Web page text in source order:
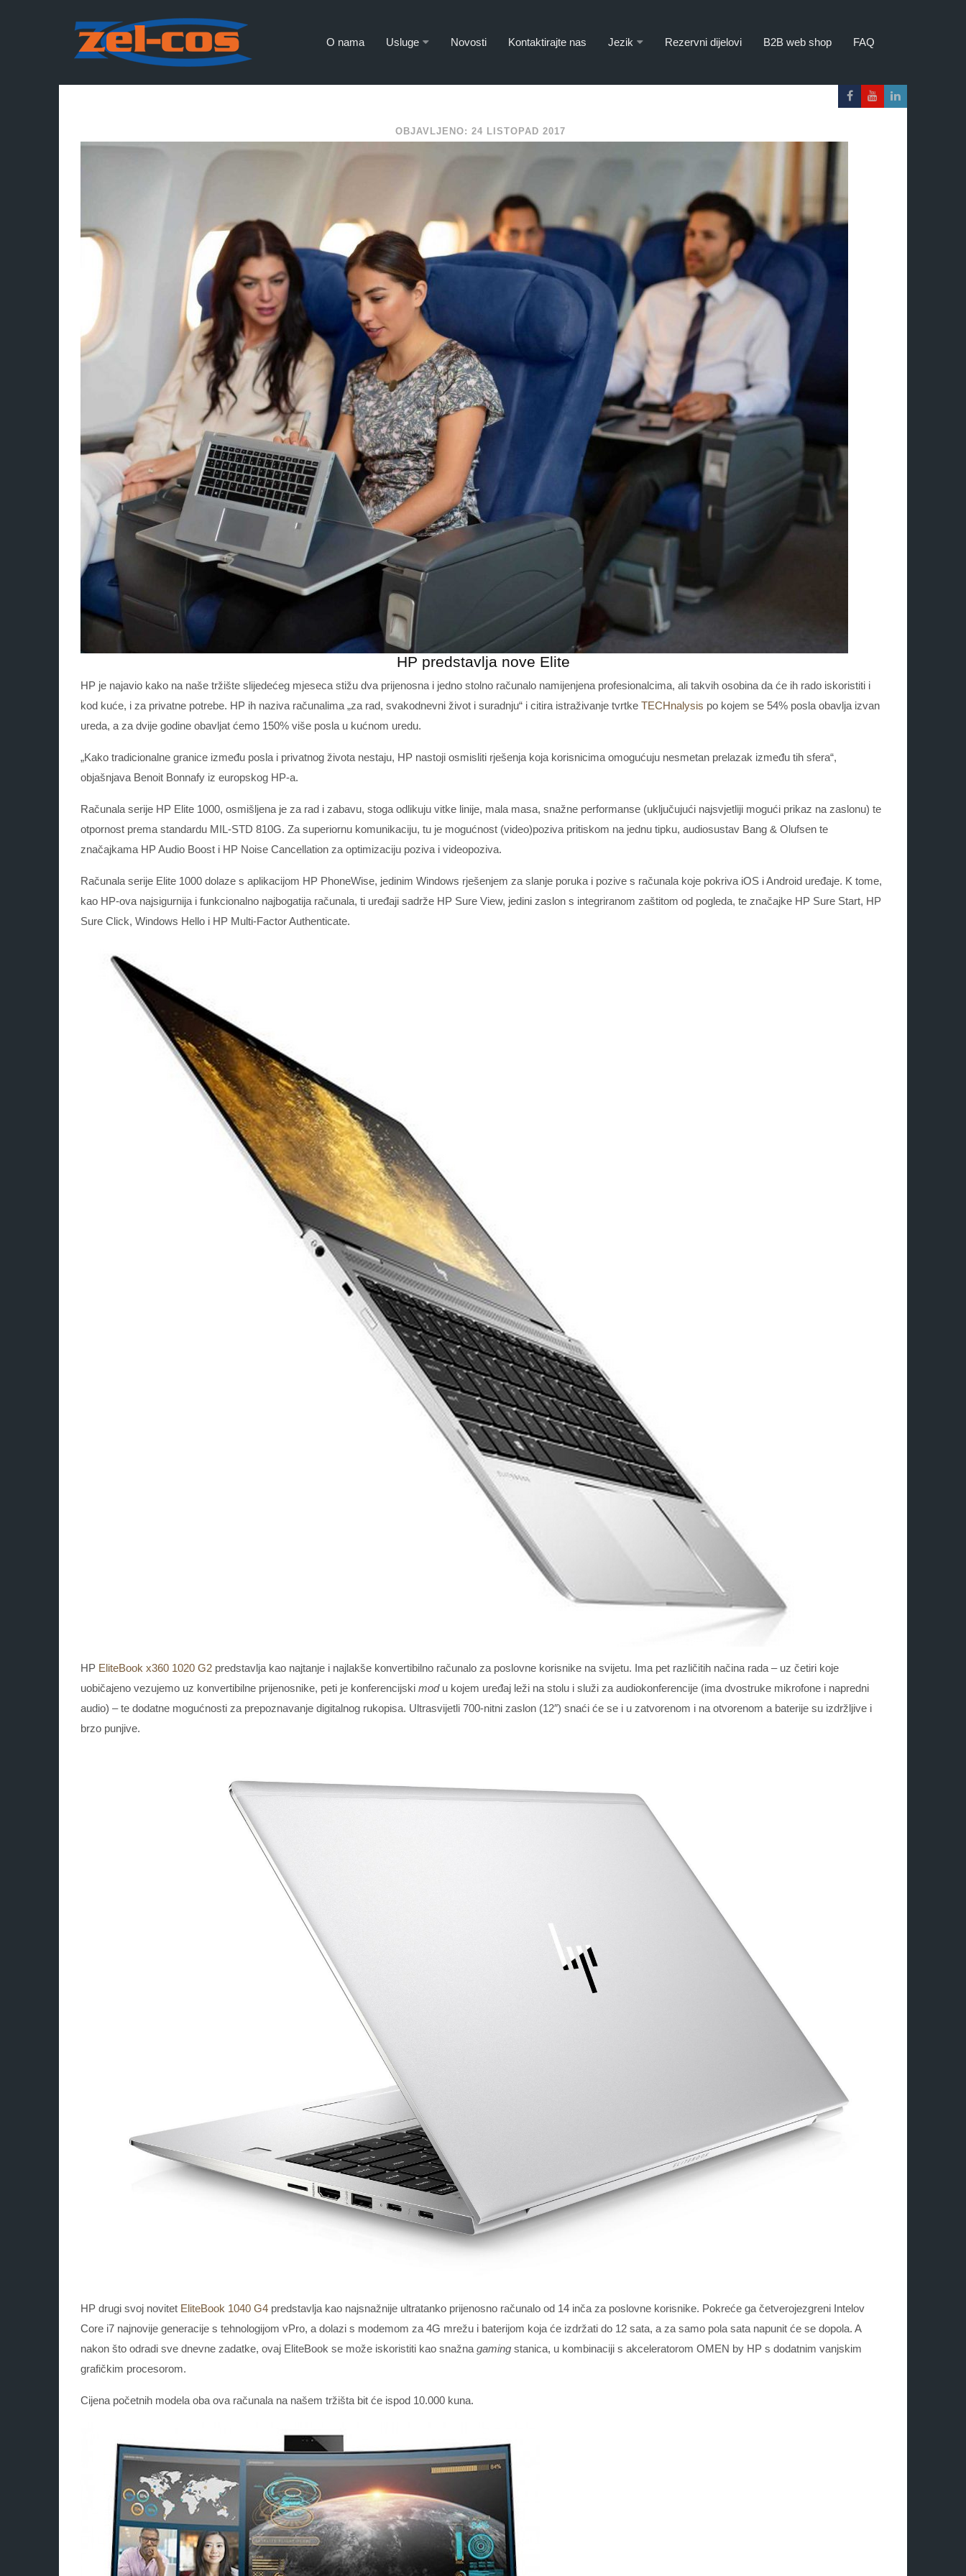
O nama Usluge Novosti Kontaktirajte nas Jezik Rezervni dijelovi B2B web shop FAQ
OBJAVLJENO: 24 LISTOPAD 2017
HP predstavlja nove Elite
HP je najavio kako na naše tržište slijedećeg mjeseca stižu dva prijenosna i jedno stolno računalo namijenjena profesionalcima, ali takvih osobina da će ih rado iskoristiti i
kod kuće, i za privatne potrebe. HP ih naziva računalima „za rad, svakodnevni život i suradnju“ i citira istraživanje tvrtke TECHnalysis po kojem se 54% posla obavlja izvan
ureda, a za dvije godine obavljat ćemo 150% više posla u kućnom uredu.
„Kako tradicionalne granice između posla i privatnog života nestaju, HP nastoji osmisliti rješenja koja korisnicima omogućuju nesmetan prelazak između tih sfera“,
objašnjava Benoit Bonnafy iz europskog HP-a.
Računala serije HP Elite 1000, osmišljena je za rad i zabavu, stoga odlikuju vitke linije, mala masa, snažne performanse (uključujući najsvjetliji mogući prikaz na zaslonu) te
otpornost prema standardu MIL-STD 810G. Za superiornu komunikaciju, tu je mogućnost (video)poziva pritiskom na jednu tipku, audiosustav Bang & Olufsen te
značajkama HP Audio Boost i HP Noise Cancellation za optimizaciju poziva i videopoziva.
Računala serije Elite 1000 dolaze s aplikacijom HP PhoneWise, jedinim Windows rješenjem za slanje poruka i pozive s računala koje pokriva iOS i Android uređaje. K tome,
kao HP-ova najsigurnija i funkcionalno najbogatija računala, ti uređaji sadrže HP Sure View, jedini zaslon s integriranom zaštitom od pogleda, te značajke HP Sure Start, HP
Sure Click, Windows Hello i HP Multi-Factor Authenticate.
HP EliteBook x360 1020 G2 predstavlja kao najtanje i najlakše konvertibilno računalo za poslovne korisnike na svijetu. Ima pet različitih načina rada – uz četiri koje
uobičajeno vezujemo uz konvertibilne prijenosnike, peti je konferencijski modu kojem uređaj leži na stolu i služi za audiokonferencije (ima dvostruke mikrofone i napredni
audio) – te dodatne mogućnosti za prepoznavanje digitalnog rukopisa. Ultrasvijetli 700-nitni zaslon (12″) snaći će se i u zatvorenom i na otvorenom a baterije su izdržljive i
brzo punjive.
HP drugi svoj novitet EliteBook 1040 G4 predstavlja kao najsnažnije ultratanko prijenosno računalo od 14 inča za poslovne korisnike. Pokreće ga četverojezgreni Intelov
Core i7 najnovije generacije s tehnologijom vPro, a dolazi s modemom za 4G mrežu i baterijom koja će izdržati do 12 sata, a za samo pola sata napunit će se dopola. A
nakon što odradi sve dnevne zadatke, ovaj EliteBook se može iskoristiti kao snažna gaming stanica, u kombinaciji s akceleratorom OMEN by HP s dodatnim vanjskim
grafičkim procesorom.
Cijena početnih modela oba ova računala na našem tržišta bit će ispod 10.000 kuna.